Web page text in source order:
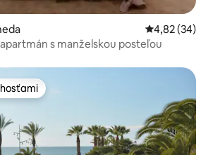
Priemerné
4,82 (34)
s manželskou posteľou